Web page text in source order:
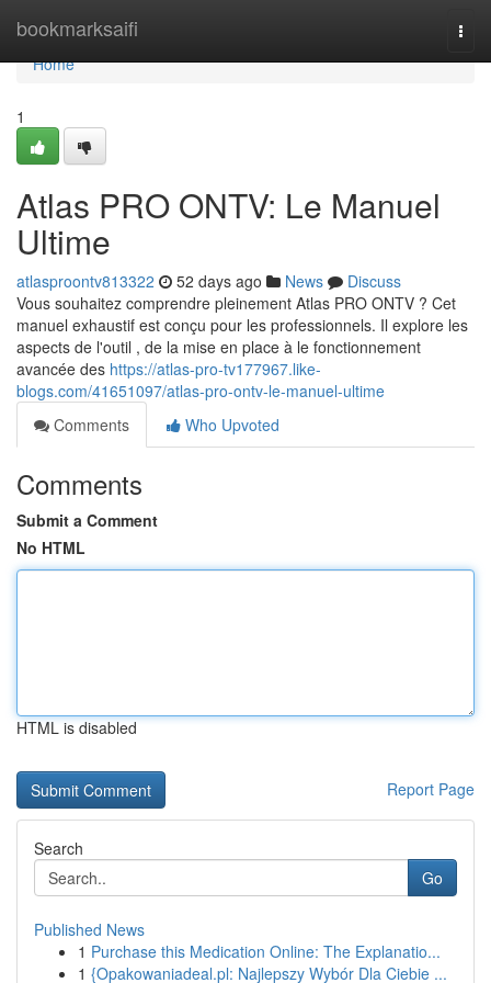
bookmarksaifi
Home
Home
1
Atlas PRO ONTV: Le Manuel
Ultime
atlasproontv813322 52 days ago News
Discuss
Vous souhaitez comprendre pleinement Atlas PRO ONTV ? Cet
manuel exhaustif est conçu pour les professionnels. Il explore les
aspects de l'outil , de la mise en place à le fonctionnement
avancée des https://atlas-pro-tv177967.like-
blogs.com/41651097/atlas-pro-ontv-le-manuel-ultime
Comments
Who Upvoted
Comments
Submit a Comment
No HTML
HTML is disabled
Report Page
Search
Go
Published News
1 Purchase this Medication Online: The Explanatio...
1 {Opakowaniadeal.pl: Najlepszy Wybór Dla Ciebie ...